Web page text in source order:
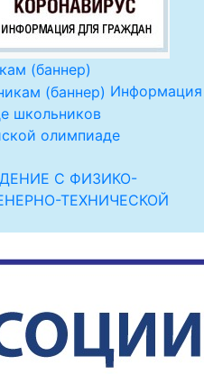
(баннер)
Информация
школьников
С ФИЗИКО-
ТЕХНИЧЕСКОЙ